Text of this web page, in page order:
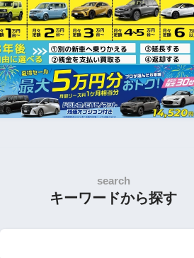
search
キーワードから探す